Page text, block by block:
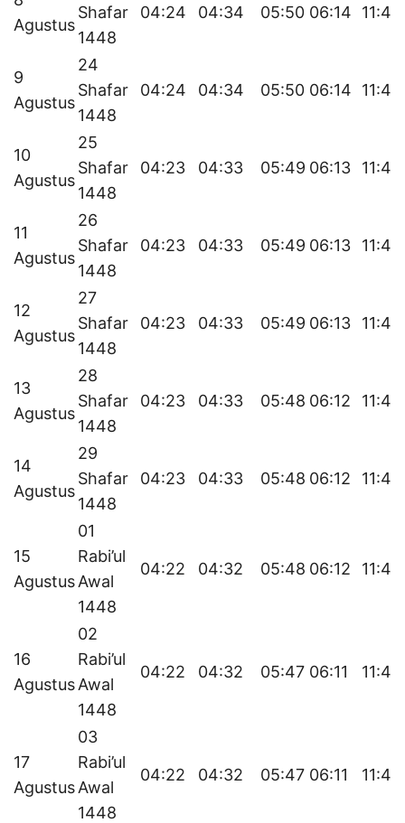
Agustus
Shafar
1448
04:24 04:34 05:50 06:14 11:49
9
Agustus
24
Shafar
1448
04:24 04:34 05:50 06:14 11:49
10
Agustus
25
Shafar
1448
04:23 04:33 05:49 06:13 11:49
11
Agustus
26
Shafar
1448
04:23 04:33 05:49 06:13 11:49
12
Agustus
27
Shafar
1448
04:23 04:33 05:49 06:13 11:49
13
Agustus
28
Shafar
1448
04:23 04:33 05:48 06:12 11:48
14
Agustus
29
Shafar
1448
04:23 04:33 05:48 06:12 11:48
15
Agustus
01
Rabi’ul
Awal
1448
04:22 04:32 05:48 06:12 11:48
16
Agustus
02
Rabi’ul
Awal
1448
04:22 04:32 05:47 06:11 11:48
17
Agustus
03
Rabi’ul
Awal
1448
04:22 04:32 05:47 06:11 11:48